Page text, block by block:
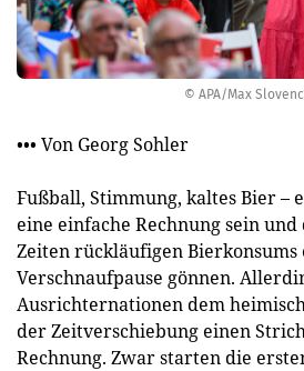
© APA/Max
••• Von Georg Sohler
Fußball, Stimmung, kaltes Bier –
eine einfache Rechnung sein
Zeiten rückläufigen Bierkonsums
Verschnaufpause gönnen.
Ausrichternationen dem
der Zeitverschiebung einen
Rechnung. Zwar starten die